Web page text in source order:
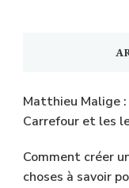
Matthieu Malige
Carrefour et les
Comment créer
choses à savoir